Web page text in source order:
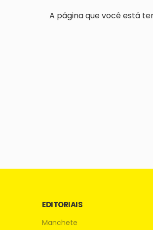
A página que você está
EDITORIAIS
Manchete